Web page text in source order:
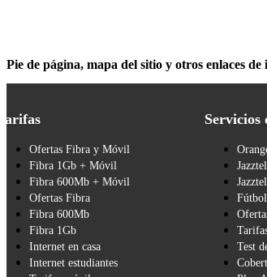
Pie de página, mapa del sitio y otros enlaces de
Ofertas Fibra y Móvil
Fibra 1Gb + Móvil
Fibra 600Mb + Móvil
Ofertas Fibra
Fibra 600Mb
Fibra 1Gb
Internet en casa
Internet estudiantes
Servicios
Test